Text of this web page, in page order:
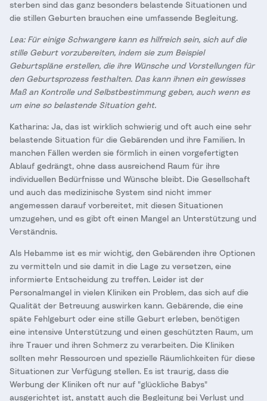
sterben sind das ganz besonders belastende Situationen und
die stillen Geburten brauchen eine umfassende Begleitung.
Lea: Für einige Schwangere kann es hilfreich sein, sich auf die
stille Geburt vorzubereiten, indem sie zum Beispiel
Geburtspläne erstellen, die ihre Wünsche und Vorstellungen für
den Geburtsprozess festhalten. Das kann ihnen ein gewisses
Maß an Kontrolle und Selbstbestimmung geben, auch wenn es
um eine so belastende Situation geht.
Katharina: Ja, das ist wirklich schwierig und oft auch eine sehr
belastende Situation für die Gebärenden und ihre Familien. In
manchen Fällen werden sie förmlich in einen vorgefertigten
Ablauf gedrängt, ohne dass ausreichend Raum für ihre
individuellen Bedürfnisse und Wünsche bleibt. Die Gesellschaft
und auch das medizinische System sind nicht immer
angemessen darauf vorbereitet, mit diesen Situationen
umzugehen, und es gibt oft einen Mangel an Unterstützung und
Verständnis.
Als Hebamme ist es mir wichtig, den Gebärenden ihre Optionen
zu vermitteln und sie damit in die Lage zu versetzen, eine
informierte Entscheidung zu treffen. Leider ist der
Personalmangel in vielen Kliniken ein Problem, das sich auf die
Qualität der Betreuung auswirken kann. Gebärende, die eine
späte Fehlgeburt oder eine stille Geburt erleben, benötigen
eine intensive Unterstützung und einen geschützten Raum, um
ihre Trauer und ihren Schmerz zu verarbeiten. Die Kliniken
sollten mehr Ressourcen und spezielle Räumlichkeiten für diese
Situationen zur Verfügung stellen. Es ist traurig, dass die
Werbung der Kliniken oft nur auf "glückliche Babys"
ausgerichtet ist, anstatt auch die Begleitung bei Verlust und